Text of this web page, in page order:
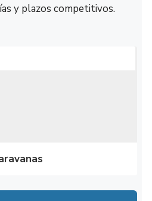
y plazos competitivos.
10:00 – 19:00